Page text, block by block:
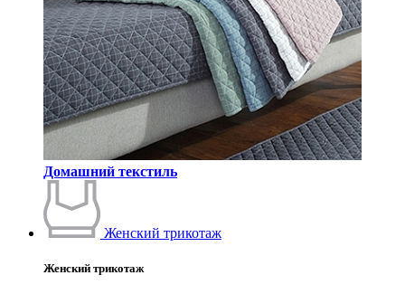
Домашний текстиль
Женский трикотаж
Женский трикотаж